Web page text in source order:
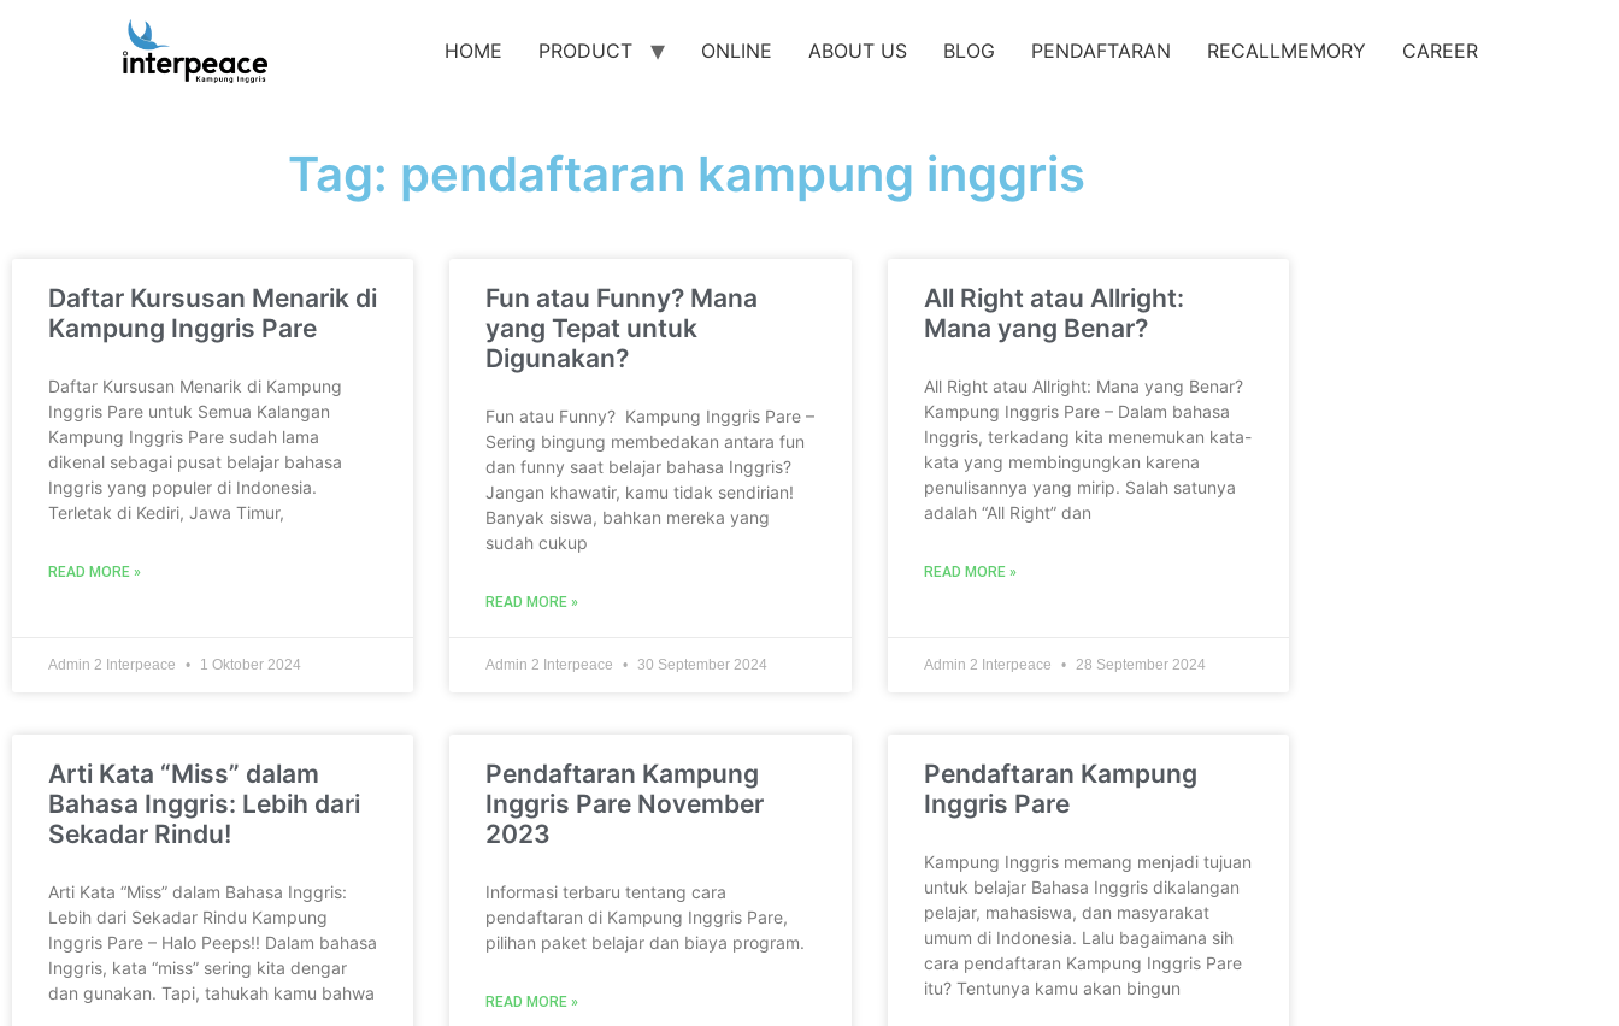
HOME PRODUCT ONLINE ABOUT US BLOG PENDAFTARAN RECALLMEMORY CAREER
Tag: pendaftaran kampung inggris
Daftar Kursusan Menarik di
Kampung Inggris Pare
Daftar Kursusan Menarik di Kampung
Inggris Pare untuk Semua Kalangan
Kampung Inggris Pare sudah lama
dikenal sebagai pusat belajar bahasa
Inggris yang populer di Indonesia.
Terletak di Kediri, Jawa Timur,
READ MORE »
Admin 2 Interpeace 1 Oktober 2024
Fun atau Funny? Mana
yang Tepat untuk
Digunakan?
Fun atau Funny? Kampung Inggris Pare –
Sering bingung membedakan antara fun
dan funny saat belajar bahasa Inggris?
Jangan khawatir, kamu tidak sendirian!
Banyak siswa, bahkan mereka yang
sudah cukup
READ MORE »
Admin 2 Interpeace 30 September 2024
All Right atau Allright:
Mana yang Benar?
All Right atau Allright: Mana yang Benar?
Kampung Inggris Pare – Dalam bahasa
Inggris, terkadang kita menemukan kata-
kata yang membingungkan karena
penulisannya yang mirip. Salah satunya
adalah “All Right” dan
READ MORE »
Admin 2 Interpeace 28 September 2024
Arti Kata “Miss” dalam
Bahasa Inggris: Lebih dari
Sekadar Rindu!
Arti Kata “Miss” dalam Bahasa Inggris:
Lebih dari Sekadar Rindu Kampung
Inggris Pare – Halo Peeps!! Dalam bahasa
Inggris, kata “miss” sering kita dengar
dan gunakan. Tapi, tahukah kamu bahwa
Pendaftaran Kampung
Inggris Pare November
2023
Informasi terbaru tentang cara
pendaftaran di Kampung Inggris Pare,
pilihan paket belajar dan biaya program.
READ MORE »
Pendaftaran Kampung
Inggris Pare
Kampung Inggris memang menjadi tujuan
untuk belajar Bahasa Inggris dikalangan
pelajar, mahasiswa, dan masyarakat
umum di Indonesia. Lalu bagaimana sih
cara pendaftaran Kampung Inggris Pare
itu? Tentunya kamu akan bingun